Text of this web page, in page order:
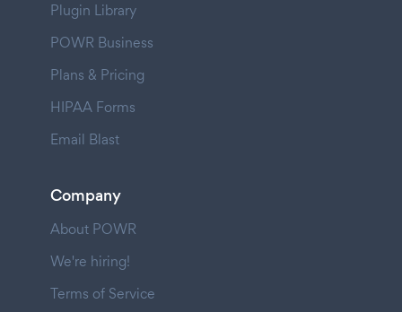
Plugin Library
POWR Business
Plans & Pricing
HIPAA Forms
Email Blast
Company
About POWR
We're hiring!
Terms of Service